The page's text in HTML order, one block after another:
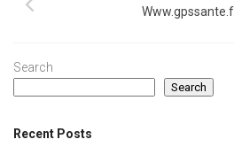
Search
Search
Recent Posts